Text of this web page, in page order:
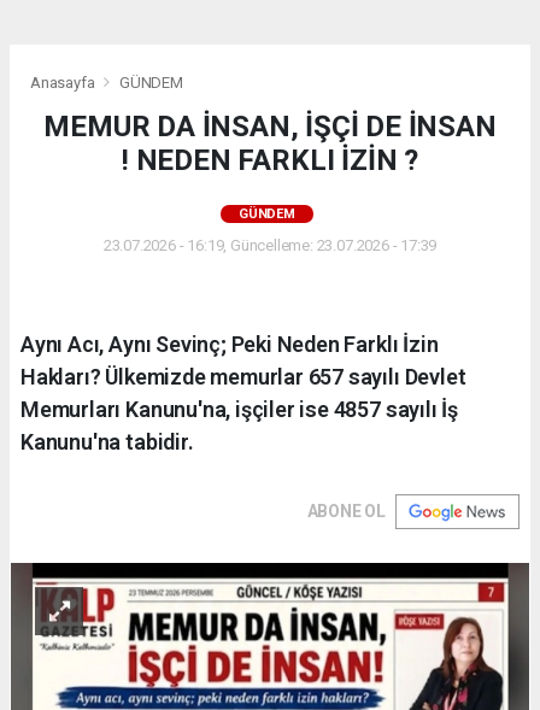
Anasayfa GÜNDEM
MEMUR DA İNSAN, İŞÇİ DE İNSAN
! NEDEN FARKLI İZİN ?
GÜNDEM
23.07.2026 - 16:19, Güncelleme: 23.07.2026 - 17:39
Aynı Acı, Aynı Sevinç; Peki Neden Farklı İzin
Hakları? Ülkemizde memurlar 657 sayılı Devlet
Memurları Kanunu'na, işçiler ise 4857 sayılı İş
Kanunu'na tabidir.
ABONE OL